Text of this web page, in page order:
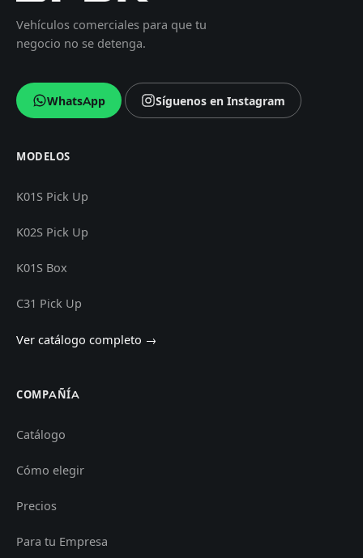
Vehículos comerciales para que tu
negocio no se detenga.
WhatsApp Síguenos en Instagram
MODELOS
K01S Pick Up
K02S Pick Up
K01S Box
C31 Pick Up
Ver catálogo completo →
COMPAÑÍA
Catálogo
Cómo elegir
Precios
Para tu Empresa